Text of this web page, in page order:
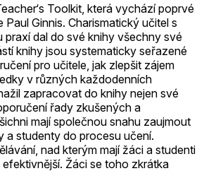
Toolkit, která vychází poprvé
Paul Ginnis. Charismatický učitel s
dal do své knihy všechny své
knihy jsou systematicky seřazené
pro učitele, jak zlepšit zájem
v různých každodenních
zapracovat do knihy nejen své
řady zkušených a
mají společnou snahu zaujmout
a studenty do procesu učení.
nad kterým mají žáci a studenti
Žáci se toho zkrátka